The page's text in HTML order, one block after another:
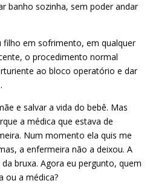
banho sozinha, sem poder andar
filho em sofrimento, em qualquer
o procedimento normal
ao bloco operatório e dar
e salvar a vida do bebê. Mas
a médica que estava de
Num momento ela quis me
a enfermeira não a deixou. A
bruxa. Agora eu pergunto, quem
ou a médica?